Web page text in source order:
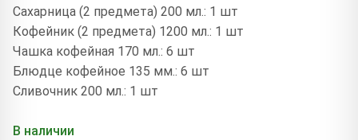
Сахарница (2 предмета) 200 мл.: 1 шт
Кофейник (2 предмета) 1200 мл.: 1 шт
Чашка кофейная 170 мл.: 6 шт
Блюдце кофейное 135 мм.: 6 шт
Сливочник 200 мл.: 1 шт
В наличии